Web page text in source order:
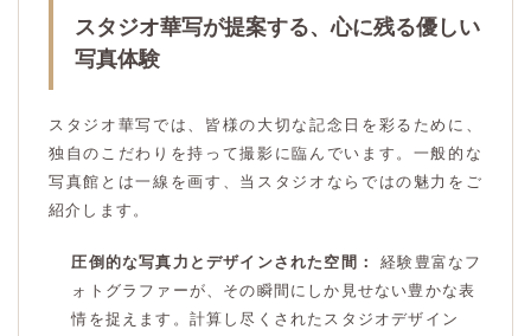
スタジオ華写が提案する、心に残る優しい
写真体験
スタジオ華写では、皆様の大切な記念日を彩るために、
独自のこだわりを持って撮影に臨んでいます。一般的な
写真館とは一線を画す、当スタジオならではの魅力をご
紹介します。
圧倒的な写真力とデザインされた空間：
経験豊富なフ
ォトグラファーが、その瞬間にしか見せない豊かな表
情を捉えます。計算し尽くされたスタジオデザイン